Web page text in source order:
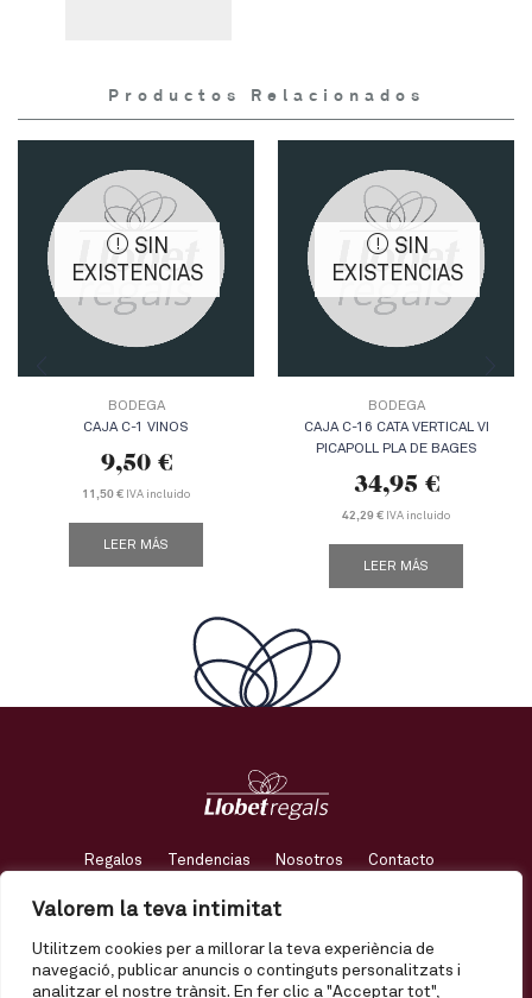
Valorem la teva intimitat
Utilitzem cookies per a millorar la teva experiència de
navegació, publicar anuncis o continguts personalitzats i
analitzar el nostre trànsit. En fer clic a "Acceptar tot",
Productos Relacionados
SIN
EXISTENCIAS
BODEGA
CAJA C-1 VINOS
9,50 €
11,50 € IVA incluido
LEER MÁS
SIN
EXISTENCIAS
BODEGA
CAJA C-16 CATA VERTICAL VI
PICAPOLL PLA DE BAGES
34,95 €
42,29 € IVA incluido
LEER MÁS
Regalos Tendencias Nosotros Contacto
Mi cuenta Envío Términos y condiciones
Política de privacidad Política de calidad Avís legal
Política de qualitat